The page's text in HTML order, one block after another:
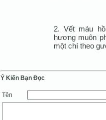
2. Vết máu
hương muôn
một chí theo
Ý Kiến Bạn Ðọc
Tên